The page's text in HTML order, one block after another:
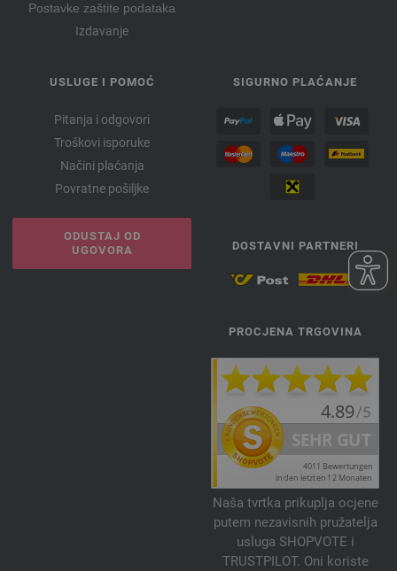
Postavke zaštite podataka
Izdavanje
USLUGE I POMOĆ
Pitanja i odgovori
Troškovi isporuke
Načini plaćanja
Povratne pošiljke
ODUSTAJ OD
UGOVORA
SIGURNO PLAĆANJE
DOSTAVNI PARTNERI
PROCJENA TRGOVINA
Naša tvrtka prikuplja ocjene
putem nezavisnih pružatelja
usluga SHOPVOTE i
TRUSTPILOT. Oni koriste